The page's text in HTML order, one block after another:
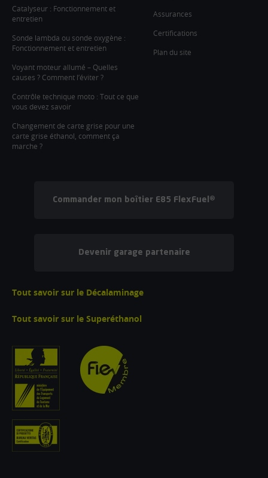
Catalyseur : Fonctionnement et
entretien
Sonde lambda ou sonde oxygène :
Fonctionnement et entretien
Voyant moteur allumé – Quelles
causes ? Comment l’éviter ?
Contrôle technique moto : Tout ce que
vous devez savoir
Changement de carte grise pour une
carte grise éthanol, comment ça
marche ?
Assurances
Certifications
Plan du site
Commander mon boîtier E85 FlexFuel®
Devenir garage partenaire
Tout savoir sur le Décalaminage
Tout savoir sur le Superéthanol